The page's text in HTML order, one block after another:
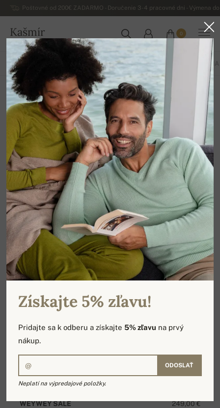
Poštovné od 200€ ZADARMO - Doručenie 3-4 pracovné dni - Výmena
Kašmír
SLOVENSKO
0
Svetre z jaka
12 Zoradiť Filter
VŠETKO EXKLUZÍVNA 2026 ZÁKLADNÁ KOLEKCIA
249,00 €
WEYWEY SALE
Získajte 5% zľavu!
Pridajte sa k odberu a získajte5% zľavu na prvý
nákup.
ODOSLAŤ
Neplatí na výpredajové položky.